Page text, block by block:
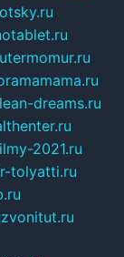
termomur.ru
dreams.ru
2021.ru
tolyatti.ru
zvonitut.ru